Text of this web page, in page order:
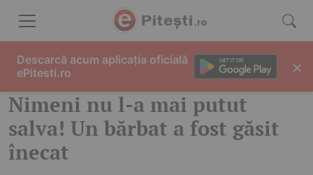
Nimeni nu l-a mai putut
salva! Un bărbat a fost găsit
înecat
Descarcă acum aplicația oficială
ePitesti.ro
×